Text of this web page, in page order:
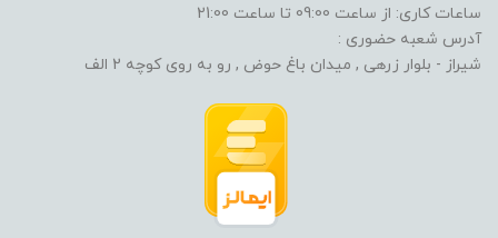
ساعات کاری: از ساعت 09:00 تا ساعت 21:00
آدرس شعبه حضوری :
شیراز - بلوار زرهی , میدان باغ حوض , رو به روی کوچه 2 الف